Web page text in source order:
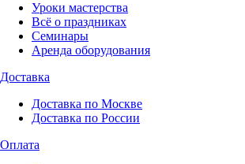
Уроки мастерства
Всё о праздниках
Семинары
Аренда оборудования
Доставка
Доставка по Москве
Доставка по России
Оплата